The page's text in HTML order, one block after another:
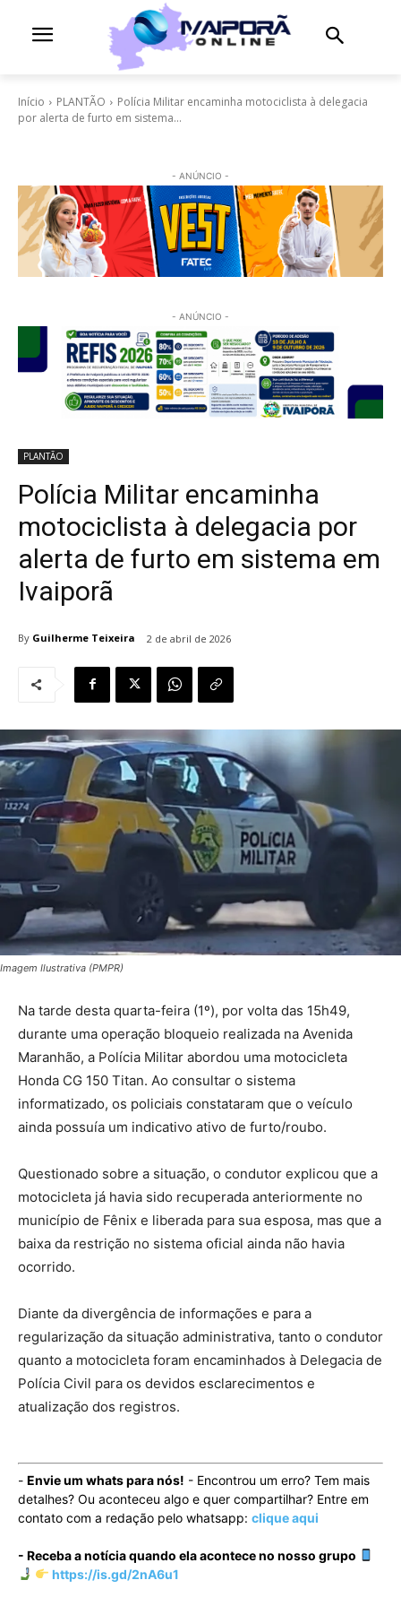
Início PLANTÃO
Polícia Militar encaminha motociclista à delegacia
por alerta de furto em sistema...
- ANÚNCIO -
- ANÚNCIO -
PLANTÃO
Polícia Militar encaminha
motociclista à delegacia por
alerta de furto em sistema em
Ivaiporã
By Guilherme Teixeira 2 de abril de 2026
Imagem Ilustrativa (PMPR)
Na tarde desta quarta-feira (1º), por volta das 15h49,
durante uma operação bloqueio realizada na Avenida
Maranhão, a Polícia Militar abordou uma motocicleta
Honda CG 150 Titan. Ao consultar o sistema
informatizado, os policiais constataram que o veículo
ainda possuía um indicativo ativo de furto/roubo.
Questionado sobre a situação, o condutor explicou que a
motocicleta já havia sido recuperada anteriormente no
município de Fênix e liberada para sua esposa, mas que a
baixa da restrição no sistema oficial ainda não havia
ocorrido.
Diante da divergência de informações e para a
regularização da situação administrativa, tanto o condutor
quanto a motocicleta foram encaminhados à Delegacia de
Polícia Civil para os devidos esclarecimentos e
atualização dos registros.
- Envie um whats para nós! - Encontrou um erro? Tem mais
detalhes? Ou aconteceu algo e quer compartilhar? Entre em
contato com a redação pelo whatsapp: clique aqui
- Receba a notícia quando ela acontece no nosso grupo
https://is.gd/2nA6u1